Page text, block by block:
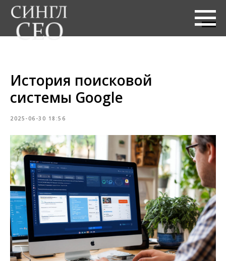
История поисковой
системы Google
2025-06-30 18:56